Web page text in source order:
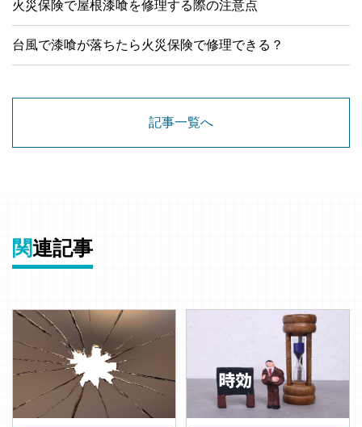
火災保険で屋根漆喰を修理する際の注意点
台風で漆喰が落ちたら火災保険で修理できる？
記事一覧へ
関連記事